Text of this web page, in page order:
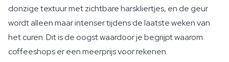
donzige textuur met zichtbare harskliertjes, en de geur
wordt alleen maar intenser tijdens de laatste weken van
het curen. Dit is de oogst waardoor je begrijpt waarom
coffeeshops er een meerprijs voor rekenen.